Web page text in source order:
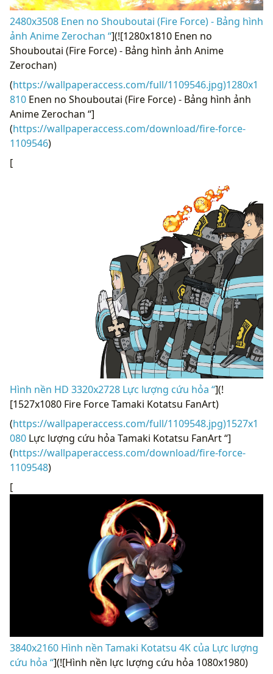
2480x3508 Enen no Shouboutai (Fire Force) - Bảng hình
ảnh Anime Zerochan “](![1280x1810 Enen no
Shouboutai (Fire Force) - Bảng hình ảnh Anime
Zerochan)
(https://wallpaperaccess.com/full/1109546.jpg)1280x1
810 Enen no Shouboutai (Fire Force) - Bảng hình ảnh
Anime Zerochan “]
(https://wallpaperaccess.com/download/fire-force-
1109546)
[
Hình nền HD 3320x2728 Lực lượng cứu hỏa “](!
[1527x1080 Fire Force Tamaki Kotatsu FanArt)
(https://wallpaperaccess.com/full/1109548.jpg)1527x1
080 Lực lượng cứu hỏa Tamaki Kotatsu FanArt “]
(https://wallpaperaccess.com/download/fire-force-
1109548)
[
3840x2160 Hình nền Tamaki Kotatsu 4K của Lực lượng
cứu hỏa “](![Hình nền lực lượng cứu hỏa 1080x1980)